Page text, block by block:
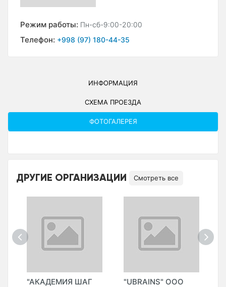
Режим работы: Пн-сб-9:00-20:00
Телефон: +998 (97) 180-44-35
ИНФОРМАЦИЯ
СХЕМА ПРОЕЗДА
ФОТОГАЛЕРЕЯ
ДРУГИЕ ОРГАНИЗАЦИИ Смотреть все
"АКАДЕМИЯ ШАГ
"UBRAINS" ООО